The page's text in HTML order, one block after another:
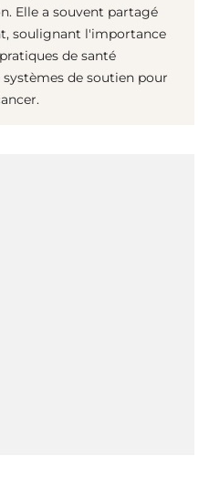
Elle a souvent partagé
soulignant l'importance
de santé
de soutien pour